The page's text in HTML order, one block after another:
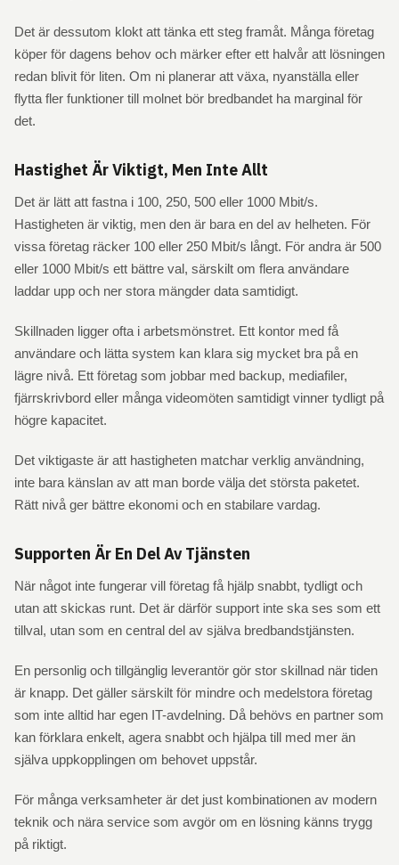
Det är dessutom klokt att tänka ett steg framåt. Många företag
köper för dagens behov och märker efter ett halvår att lösningen
redan blivit för liten. Om ni planerar att växa, nyanställa eller
flytta fler funktioner till molnet bör bredbandet ha marginal för
det.
Hastighet Är Viktigt, Men Inte Allt
Det är lätt att fastna i 100, 250, 500 eller 1000 Mbit/s.
Hastigheten är viktig, men den är bara en del av helheten. För
vissa företag räcker 100 eller 250 Mbit/s långt. För andra är 500
eller 1000 Mbit/s ett bättre val, särskilt om flera användare
laddar upp och ner stora mängder data samtidigt.
Skillnaden ligger ofta i arbetsmönstret. Ett kontor med få
användare och lätta system kan klara sig mycket bra på en
lägre nivå. Ett företag som jobbar med backup, mediafiler,
fjärrskrivbord eller många videomöten samtidigt vinner tydligt på
högre kapacitet.
Det viktigaste är att hastigheten matchar verklig användning,
inte bara känslan av att man borde välja det största paketet.
Rätt nivå ger bättre ekonomi och en stabilare vardag.
Supporten Är En Del Av Tjänsten
När något inte fungerar vill företag få hjälp snabbt, tydligt och
utan att skickas runt. Det är därför support inte ska ses som ett
tillval, utan som en central del av själva bredbandstjänsten.
En personlig och tillgänglig leverantör gör stor skillnad när tiden
är knapp. Det gäller särskilt för mindre och medelstora företag
som inte alltid har egen IT-avdelning. Då behövs en partner som
kan förklara enkelt, agera snabbt och hjälpa till med mer än
själva uppkopplingen om behovet uppstår.
För många verksamheter är det just kombinationen av modern
teknik och nära service som avgör om en lösning känns trygg
på riktigt.